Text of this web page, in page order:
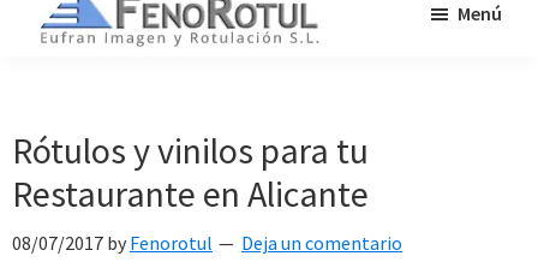
páginamontaje
de
rótulos
y
Menú
Rótulos y vinilos para tu
Restaurante en Alicante
08/07/2017 by Fenorotul Deja un comentario